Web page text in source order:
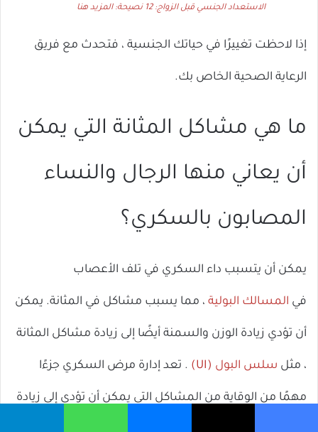
الاستعداد الجنسي قبل الزواج: 12 نصيحة: المزيد هنا
إذا لاحظت تغييرًا في حياتك الجنسية ، فتحدث مع فريق
الرعاية الصحية الخاص بك.
ما هي مشاكل المثانة التي يمكن
أن يعاني منها الرجال والنساء
المصابون بالسكري؟
يمكن أن يتسبب داء السكري في تلف الأعصاب
في المسالك البولية ، مما يسبب مشاكل في المثانة. يمكن
أن تؤدي زيادة الوزن والسمنة أيضًا إلى زيادة مشاكل المثانة
، مثل سلس البول (UI) . تعد إدارة مرض السكري جزءًا
مهمًا من الوقاية من المشاكل التي يمكن أن تؤدي إلى زيادة